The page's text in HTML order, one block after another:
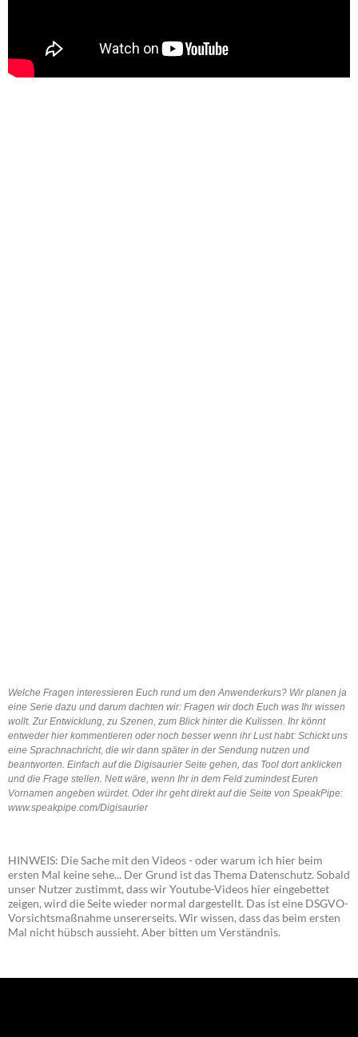
Welche Fragen interessieren Euch rund um den Anwenderkurs? Wir planen ja
eine Serie dazu und darum dachten wir: Fragen wir doch Euch was Ihr wissen
wollt. Zur Entwicklung, zu Szenen, zum Blick hinter die Kulissen. Ihr könnt
entweder hier kommentieren oder noch besser wenn ihr Lust habt: Schickt uns
eine Sprachnachricht, die wir dann später in der Sendung nutzen und
beantworten. Einfach auf die Digisaurier Seite gehen, das Tool dort anklicken
und die Frage stellen. Nett wäre, wenn Ihr in dem Feld zumindest Euren
Vornamen angeben würdet. Oder ihr geht direkt auf die Seite von SpeakPipe:
www.speakpipe.com/Digisaurier
HINWEIS: Die Sache mit den Videos - oder warum ich hier beim
ersten Mal keine sehe... Der Grund ist das Thema Datenschutz. Sobald
unser Nutzer zustimmt, dass wir Youtube-Videos hier eingebettet
zeigen, wird die Seite wieder normal dargestellt. Das ist eine DSGVO-
Vorsichtsmaßnahme unsererseits. Wir wissen, dass das beim ersten
Mal nicht hübsch aussieht. Aber bitten um Verständnis.